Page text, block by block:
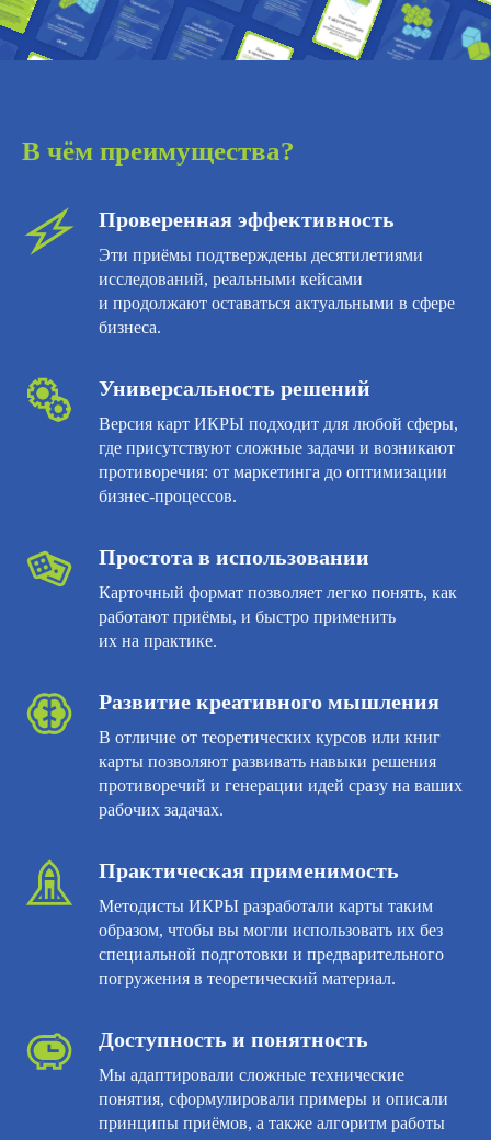
В чём преимущества?
Проверенная эффективность
Эти приёмы подтверждены десятилетиями
исследований, реальными кейсами
и продолжают оставаться актуальными в сфере
бизнеса.
Универсальность решений
Версия карт ИКРЫ подходит для любой сферы,
где присутствуют сложные задачи и возникают
противоречия: от маркетинга до оптимизации
бизнес-процессов.
Простота в использовании
Карточный формат позволяет легко понять, как
работают приёмы, и быстро применить
их на практике.
Развитие креативного мышления
В отличие от теоретических курсов или книг
карты позволяют развивать навыки решения
противоречий и генерации идей сразу на ваших
рабочих задачах.
Практическая применимость
Методисты ИКРЫ разработали карты таким
образом, чтобы вы могли использовать их без
специальной подготовки и предварительного
погружения в теоретический материал.
Доступность и понятность
Мы адаптировали сложные технические
понятия, сформулировали примеры и описали
принципы приёмов, а также алгоритм работы